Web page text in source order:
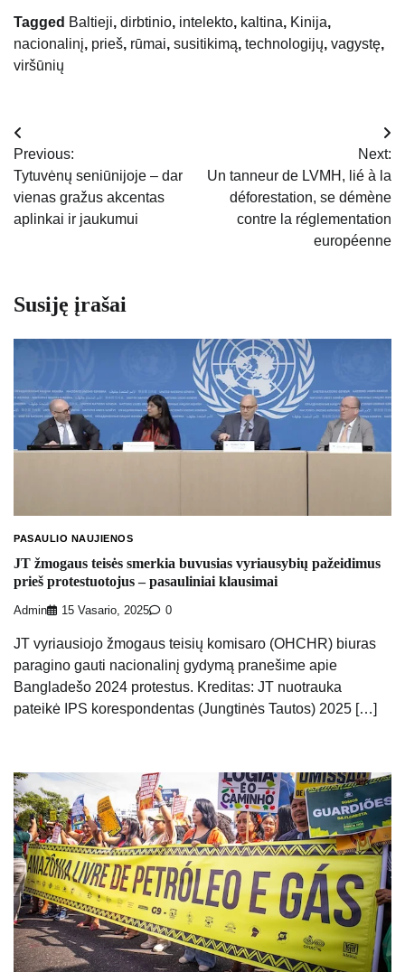
Tagged Baltieji, dirbtinio, intelekto, kaltina, Kinija,
nacionalinį, prieš, rūmai, susitikimą, technologijų, vagystę,
viršūnių
Navigacija
tarp
įrašų
Previous:
Tytuvėnų seniūnijoje – dar
vienas gražus akcentas
aplinkai ir jaukumui
Next:
Un tanneur de LVMH, lié à la
déforestation, se démène
contre la réglementation
européenne
Susiję įrašai
PASAULIO NAUJIENOS
JT žmogaus teisės smerkia buvusias vyriausybių pažeidimus
prieš protestuotojus – pasauliniai klausimai
Admin 15 Vasario, 2025 0
JT vyriausiojo žmogaus teisių komisaro (OHCHR) biuras
paragino gauti nacionalinį gydymą pranešime apie
Bangladešo 2024 protestus. Kreditas: JT nuotrauka
pateikė IPS korespondentas (Jungtinės Tautos) 2025 […]